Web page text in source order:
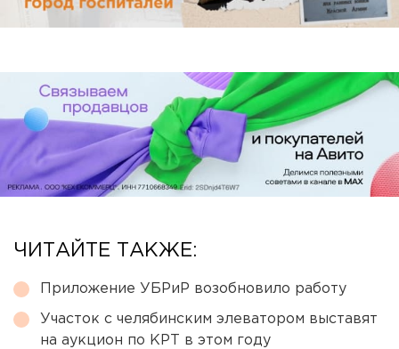
ЧИТАЙТЕ ТАКЖЕ:
Приложение УБРиР возобновило работу
Участок с челябинским элеватором выставят
на аукцион по КРТ в этом году